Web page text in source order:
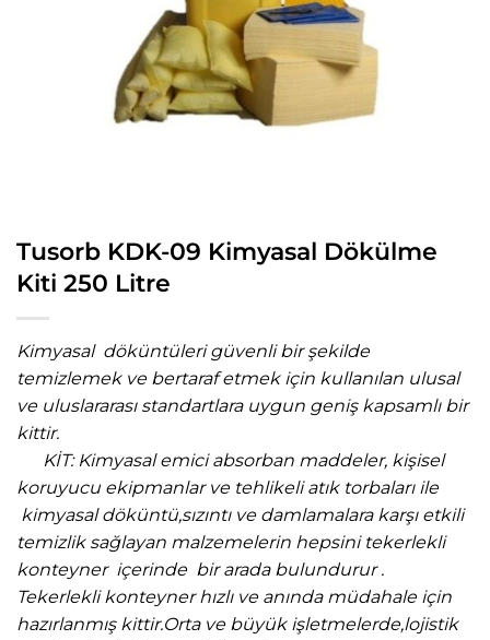
Tusorb KDK-09 Kimyasal Dökülme
Kiti 250 Litre
Kimyasal döküntüleri güvenli bir şekilde
temizlemek ve bertaraf etmek için kullanılan ulusal
ve uluslararası standartlara uygun geniş kapsamlı bir
kittir.
KİT: Kimyasal emici absorban maddeler, kişisel
koruyucu ekipmanlar ve tehlikeli atık torbaları ile
kimyasal döküntü,sızıntı ve damlamalara karşı etkili
temizlik sağlayan malzemelerin hepsini tekerlekli
konteyner içerinde bir arada bulundurur .
Tekerlekli konteyner hızlı ve anında müdahale için
hazırlanmış kittir.Orta ve büyük işletmelerde,lojistik